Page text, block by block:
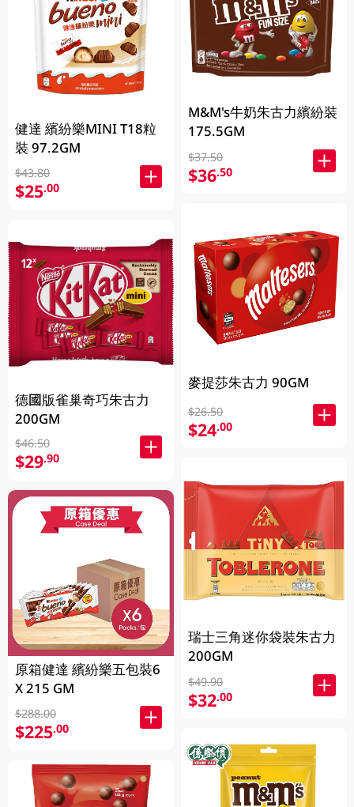
健達 繽紛樂MINI T18粒
裝 97.2GM
$43.80
$25.00
德國版雀巢奇巧朱古力
200GM
$46.50
$29.90
原箱健達 繽紛樂五包裝6
X 215 GM
$288.00
$225.00
M&M's牛奶朱古力繽紛裝
175.5GM
$37.50
$36.50
麥提莎朱古力 90GM
$26.50
$24.00
瑞士三角迷你袋裝朱古力
200GM
$49.90
$32.00